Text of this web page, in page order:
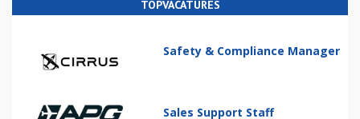
TOPVACATURES
Safety & Compliance Manager
Sales Support Staff